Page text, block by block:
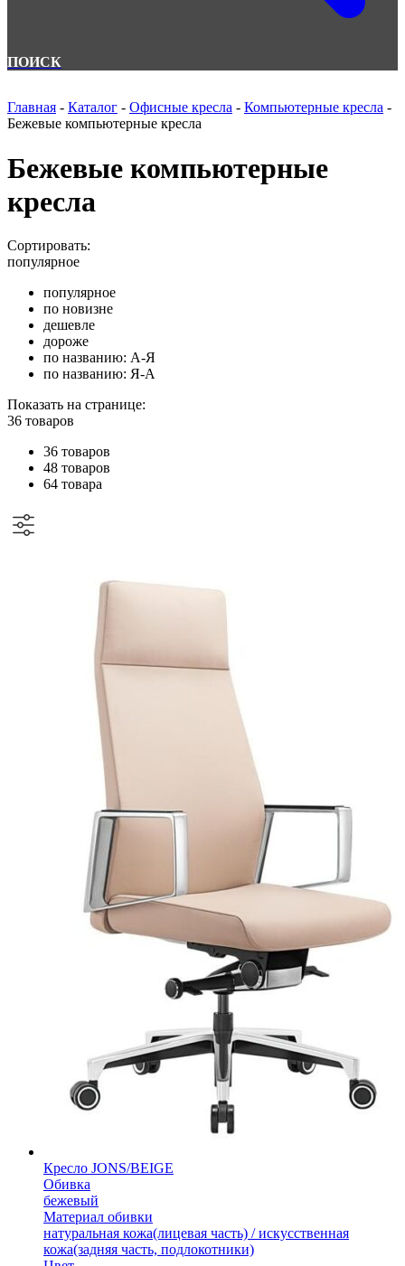
ПОИСК
Главная - Каталог - Офисные кресла - Компьютерные кресла -
Бежевые компьютерные кресла
Бежевые компьютерные
кресла
Сортировать:
популярное
популярное
по новизне
дешевле
дороже
по названию: А-Я
по названию: Я-А
Показать на странице:
36 товаров
36 товаров
48 товаров
64 товара
Кресло JONS/BEIGE
Обивка
бежевый
Материал обивки
натуральная кожа(лицевая часть) / искусственная
кожа(задняя часть, подлокотники)